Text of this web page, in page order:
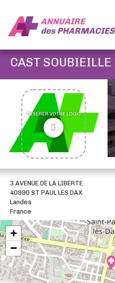
ANNUAIRE
desPHARMACIES
CAST SOUBIEILLE
INSÉRER VOTRE LOGO
3 AVENUE DE LA LIBERTE
40990 ST PAUL LES DAX
Landes
France
+
−